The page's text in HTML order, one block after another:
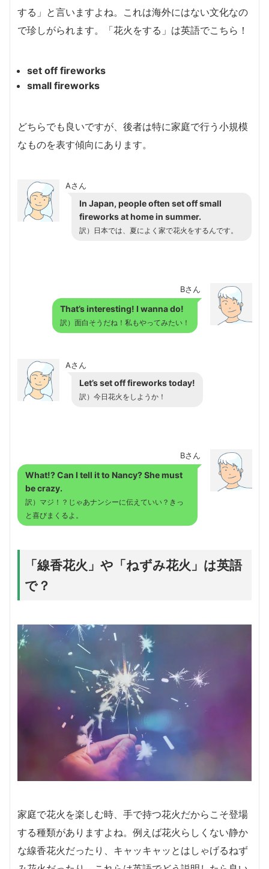
する」と言いますよね。これは海外にはない文化なの
で珍しがられます。「花火をする」は英語でこちら！
set off fireworks
small fireworks
どちらでも良いですが、後者は特に家庭で行う小規模
なものを表す傾向にあります。
Aさん
In Japan, people often set off small
fireworks at home in summer.
訳）日本では、夏によく家で花火をするんです。
Bさん
That’s interesting! I wanna do!
訳）面白そうだね！私もやってみたい！
Aさん
Let’s set off fireworks today!
訳）今日花火をしようか！
Bさん
What!? Can I tell it to Nancy? She must
be crazy.
訳）マジ！？じゃあナンシーに伝えていい？きっ
と喜びまくるよ。
「線香花火」や「ねずみ花火」は英語
で？
家庭で花火を楽しむ時、手で持つ花火だからこそ登場
する種類がありますよね。例えば花火らしくない静か
な線香花火だったり、キャッキャッとはしゃげるねず